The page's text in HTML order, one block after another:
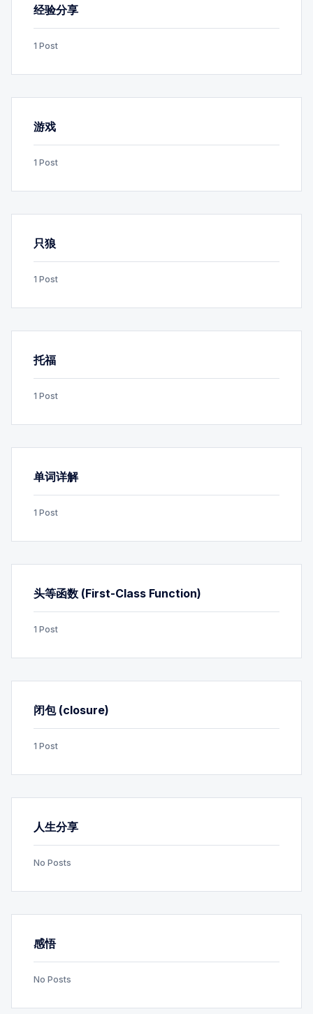
经验分享
1 Post
游戏
1 Post
只狼
1 Post
托福
1 Post
单词详解
1 Post
头等函数 (First-Class Function)
1 Post
闭包 (closure)
1 Post
人生分享
No Posts
感悟
No Posts